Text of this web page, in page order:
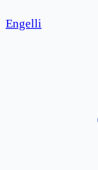
Engelli